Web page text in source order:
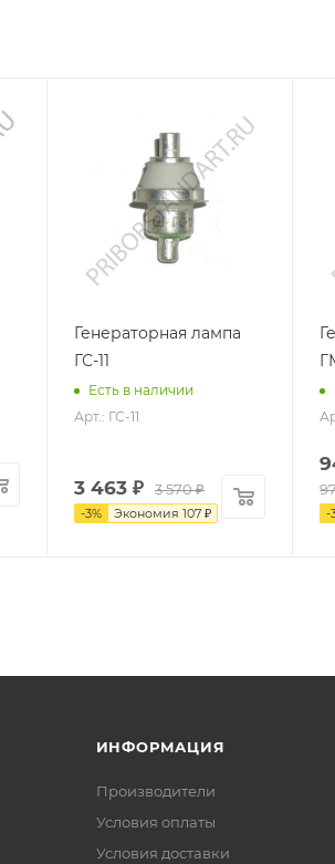
Генераторная лампа
ГС-11
Есть в наличии
Арт.: ГС-11
3 463 ₽ 3 570₽
-3% Экономия 107 ₽ -
ИНФОРМАЦИЯ
Производители
Условия оплаты
Условия доставки